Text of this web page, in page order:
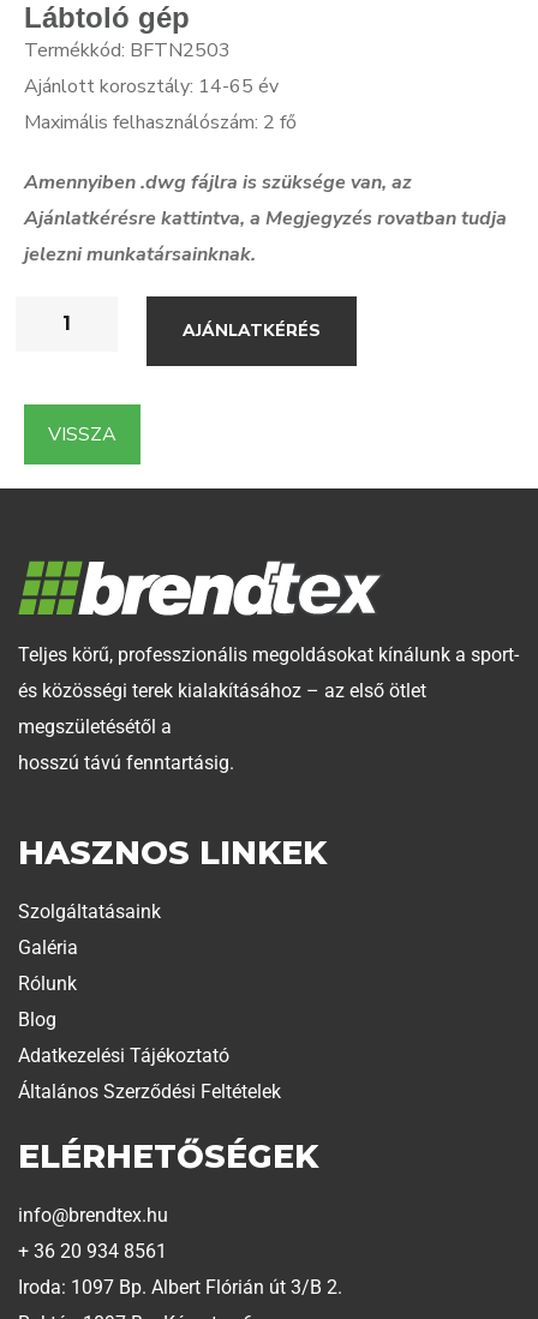
Lábtoló gép
Termékkód: BFTN2503
Ajánlott korosztály: 14-65 év
Maximális felhasználószám: 2 fő
Amennyiben .dwg fájlra is szüksége van, az
Ajánlatkérésre kattintva, a Megjegyzés rovatban tudja
jelezni munkatársainknak.
AJÁNLATKÉRÉS
VISSZA
Teljes körű, professzionális megoldásokat kínálunk a sport-
és közösségi terek kialakításához – az első ötlet
megszületésétől a
hosszú távú fenntartásig.
HASZNOS LINKEK
Szolgáltatásaink
Galéria
Rólunk
Blog
Adatkezelési Tájékoztató
Általános Szerződési Feltételek
ELÉRHETŐSÉGEK
info@brendtex.hu
+ 36 20 934 8561
Iroda: 1097 Bp. Albert Flórián út 3/B 2.